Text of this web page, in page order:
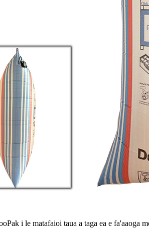
i le matafaioi taua a taga ea e fa'aaoga